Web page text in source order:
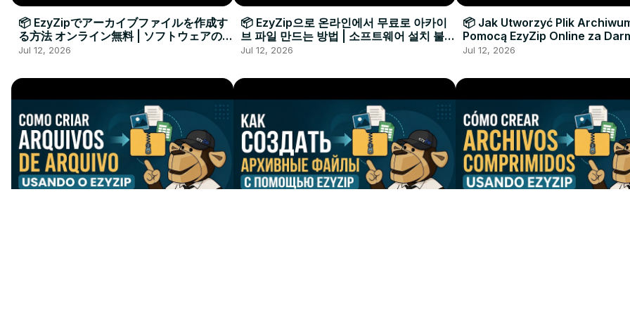
📦 EzyZipでアーカイブファイルを作成す
る方法 オンライン無料 | ソフトウェアのイ
ンストール不要
Jul 12, 2026
📦 EzyZip으로 온라인에서 무료로 아카이
브 파일 만드는 방법 | 소프트웨어 설치 불필
요
Jul 12, 2026
📦 Jak Utworzyć Plik
Pomocą EzyZip Online za
Instalacji Oprogramowania
Jul 12, 2026